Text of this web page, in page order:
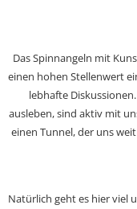
Das Spinnangeln mit
einen hohen Stellenwert
lebhafte
ausleben, sind aktiv mit
einen Tunnel, der uns
Natürlich geht es hier viel